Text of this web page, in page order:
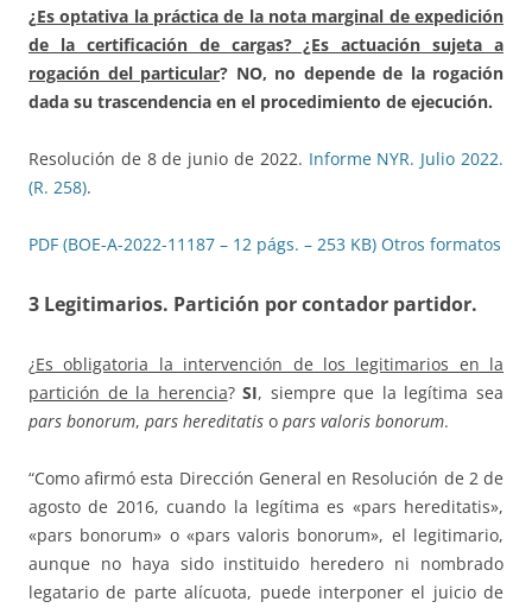
¿Es optativa la práctica de la nota marginal de expedición
de la certificación de cargas? ¿Es actuación sujeta a
rogación del particular? NO, no depende de la rogación
dada su trascendencia en el procedimiento de ejecución.
Resolución de 8 de junio de 2022. Informe NYR. Julio 2022.
(R. 258).
PDF (BOE-A-2022-11187 – 12 págs. – 253 KB) Otros formatos
3 Legitimarios. Partición por contador partidor.
¿Es obligatoria la intervención de los legitimarios en la
partición de la herencia?SI, siempre que la legítima sea
pars bonorum, pars hereditatis o pars valoris bonorum.
“Como afirmó esta Dirección General en Resolución de 2 de
agosto de 2016, cuando la legítima es «pars hereditatis»,
«pars bonorum» o «pars valoris bonorum», el legitimario,
aunque no haya sido instituido heredero ni nombrado
legatario de parte alícuota, puede interponer el juicio de